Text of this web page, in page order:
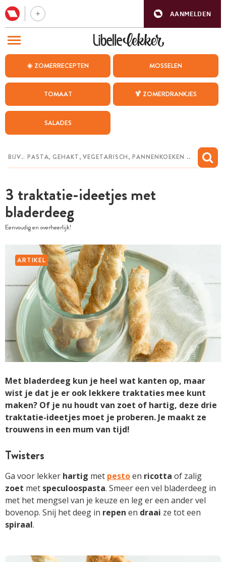
AANMELDEN
☀️ ZOMERRECEPTEN MOSSELEN
TOMAAT 🍹 ZOMERDRANKJES
SALADES
3 traktatie-ideetjes met
bladerdeeg
Eenvoudig en overheerlijk!
ARTIKEL
Met bladerdeeg kun je heel wat kanten op, maar
wist je dat je er ook lekkere traktaties mee kunt
maken? Of je nu houdt van zoet of hartig, deze drie
traktatie-ideetjes moet je proberen. Je maakt ze
trouwens in een mum van tijd!
Twisters
Ga voor lekker hartig met pestoen ricotta of zalig
zoet met speculoospasta. Smeer een vel bladerdeeg in
met het mengsel van je keuze en leg er een ander vel
bovenop. Snij het deeg in repen en draai ze tot een
spiraal.
BEZOEK ONZE ANDERE WEBSITES
WEEKMENU
CHAT MET MAIA
MIJN BEWAARDE RECEPTEN